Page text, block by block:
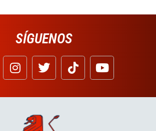
SÍGUENOS